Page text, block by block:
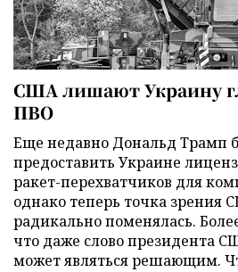
США лишают Украину
ПВО
Еще недавно Дональд Трамп
предоставить Украине
ракет-перехватчиков для
однако теперь точка зрения
радикально поменялась.
что даже слово президента
может являться решающим.